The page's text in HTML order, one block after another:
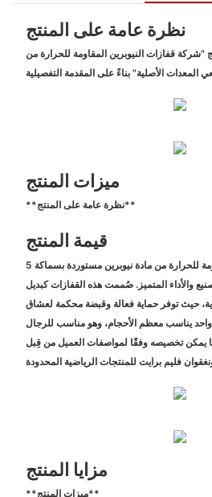
نظرة عامة على المنتج
"شركة قفازات النيوبرين المقاومة للحرارة من
ميزات المنتج
**نظرة عامة على المنتج**
قيمة المنتج
صُنعت قفازات النيوبرين المقاومة للحرارة من مادة نيوبرين مستوردة بسماكة 5
والأداء المتميز. صُممت هذه القفازات كبديل
حيث توفر حماية فعالة وقبضة محكمة لعشاق
واحد يناسب معظم الأحجام، وهو مناسب للرجال
يمكن تخصيصه وفقًا لمواصفات العميل من قِبل
مزايا المنتج
**ميزات المنتج**